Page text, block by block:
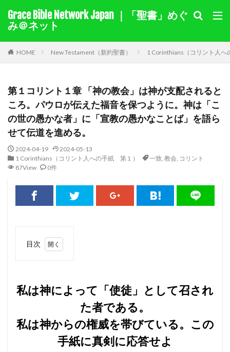
Grace Bible Network Japan ｜「聖書」めぐ
み＠ネット
HOME New Testament（新約聖書） 1 Corinthians（コリント人
第１コリント１章 「神の教会」は神が支配されると
ころ。パウロが伝えた福音を保つように。神は「こ
の世の愚かな者」に「宣教の愚かなことば」を語ら
せて伝道を進める。
2024-04-19
2024-05-13
1 Corinthians（コリント人への手紙 第１）
一致, 教会, コリント
87View
0件
目次
よっ
て
とし
て召
私は神によって「使徒」として召され
た者である。
私は神からの権威を帯びている。この
手紙に真剣に応答せよ
１サムエル記 １列王記
キーワード検索結果
キリスト教綱要（要約） 奇跡 ヨラム
カイン
モーセ
マアカ 自由 伝道
十字架
賜物
バルナバ
偽り
イザベル
出エジプト
同盟 旧約 迫害
裁判
ナボテ
神の愛 サマリヤ ノア
シナイ山
長老
ヨシャパテ
賛美
さばき
死 アタルヤ 創世記
洪水
信仰の到達点 心配
福音
示す 恵み
選び
ユダ 天地創造 聖化
バラム
聖霊 復活 勝利
交わり